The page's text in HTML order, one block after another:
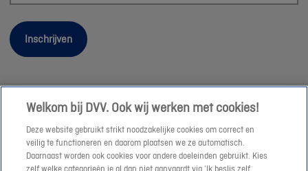
Inschrijven
Wettelijke informatie
Duurzaamheid
Sitemap
Welkom bij DVV. Ook wij werken met cookies!
Deze website gebruikt strikt noodzakelijke cookies om correct en
veilig te functioneren en daarom plaatsen we ze automatisch.
Daarnaast worden ook cookies voor andere doeleinden gebruikt. Kies
zelf welke categorieën je al dan niet aanvaardt via ‘Ik beslis zelf